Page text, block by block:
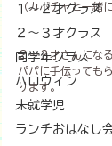
１～２才クラス
２～３才クラス
同学年クラス
ハロウィン
未就学児
ランチおはなし
（カボチャと一緒
２〜３才さんにな
パパに手伝っても
ります。